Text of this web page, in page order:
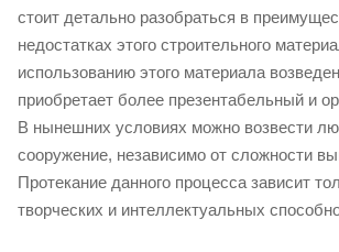
стоит детально разобраться в
недостатках этого строительного
использованию этого материала
приобретает более презентабельный и
В нынешних условиях можно возвести
сооружение, независимо от сложности
Протекание данного процесса зависит
творческих и интеллектуальных